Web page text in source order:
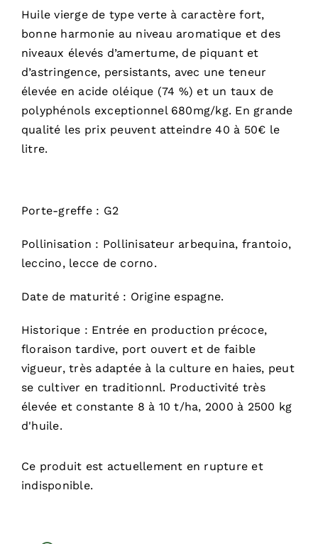
Huile vierge de type verte à caractère fort,
bonne harmonie au niveau aromatique et des
niveaux élevés d’amertume, de piquant et
d’astringence, persistants, avec une teneur
élevée en acide oléique (74 %) et un taux de
polyphénols exceptionnel 680mg/kg. En grande
qualité les prix peuvent atteindre 40 à 50€ le
litre.
Porte-greffe : G2
Pollinisation : Pollinisateur arbequina, frantoio,
leccino, lecce de corno.
Date de maturité : Origine espagne.
Historique : Entrée en production précoce,
floraison tardive, port ouvert et de faible
vigueur, très adaptée à la culture en haies, peut
se cultiver en traditionnl. Productivité très
élevée et constante 8 à 10 t/ha, 2000 à 2500 kg
d'huile.
Ce produit est actuellement en rupture et
indisponible.